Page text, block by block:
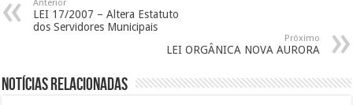
Anterior
LEI 17/2007 – Altera Estatuto
dos Servidores Municipais
Próximo
LEI ORGÂNICA NOVA AURORA
Notícias Relacionadas